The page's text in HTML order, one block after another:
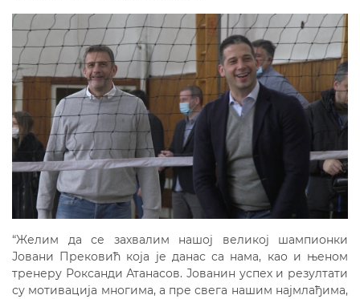
“Желим да се захвалим нашој великој шампионки
Јовани Прековић која је данас са нама, као и њеном
тренеру Роксанди Атанасов. Јованин успех и резултати
су мотивација многима, а пре свега нашим најмлађима,